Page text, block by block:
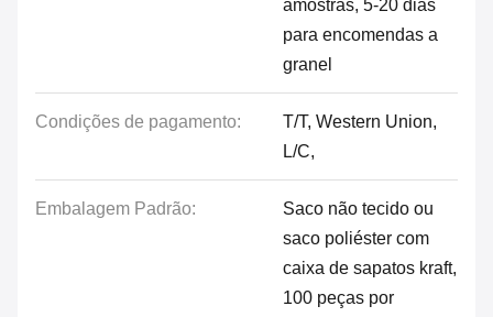
amostras, 5-20 dias
para encomendas a
granel
Condições de pagamento:
T/T, Western Union,
L/C,
Embalagem Padrão:
Saco não tecido ou
saco poliéster com
caixa de sapatos kraft,
100 peças por